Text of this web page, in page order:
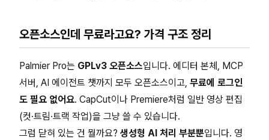
오픈소스인데 무료라고요? 가격 구조 정리
Palmier Pro는 GPLv3 오픈소스입니다. 에디터 본체, MCP
서버, AI 에이전트 챗까지 모두 오픈소스이고, 무료에 로그인
도 필요 없어요. CapCut이나 Premiere처럼 일반 영상 편집
(컷·트림·트랙 작업)을 그냥 쓸 수 있습니다.
그럼 닫혀 있는 건 뭘까요? 생성형 AI 처리 부분뿐입니다. 영